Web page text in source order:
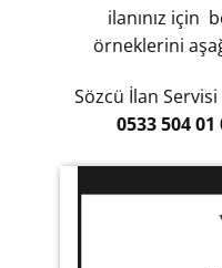
ilanınız için
örneklerini
Sözcü İlan
0533 504 01